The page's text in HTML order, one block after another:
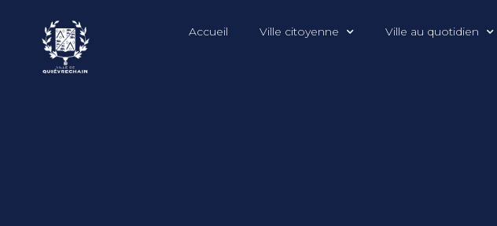
Accueil Ville citoyenne Ville au quotidien